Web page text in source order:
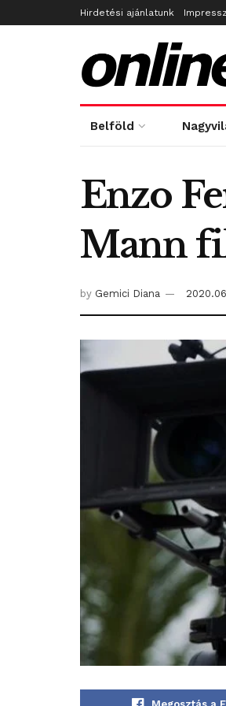
Hirdetési ajánlatunk
Belföld
Enzo
Mann
by Gemici Diana